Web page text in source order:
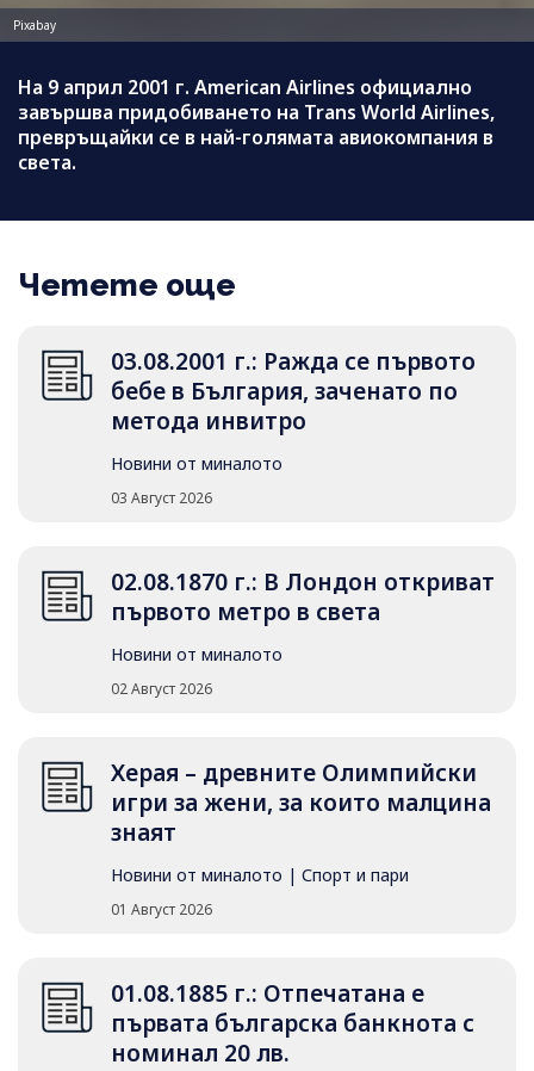
Pixabay
На 9 април 2001 г. American Airlines официално
завършва придобиването на Trans World Airlines,
превръщайки се в най-голямата авиокомпания в
света.
Четете още
03.08.2001 г.: Ражда се първото
бебе в България, заченато по
метода инвитро
Новини от миналото
03 Август 2026
02.08.1870 г.: В Лондон откриват
първото метро в света
Новини от миналото
02 Август 2026
Херая – древните Олимпийски
игри за жени, за които малцина
знаят
Новини от миналото | Спорт и пари
01 Август 2026
01.08.1885 г.: Отпечатана е
първата българска банкнота с
номинал 20 лв.